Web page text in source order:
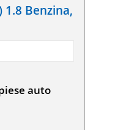
1.8 Benzina,
auto